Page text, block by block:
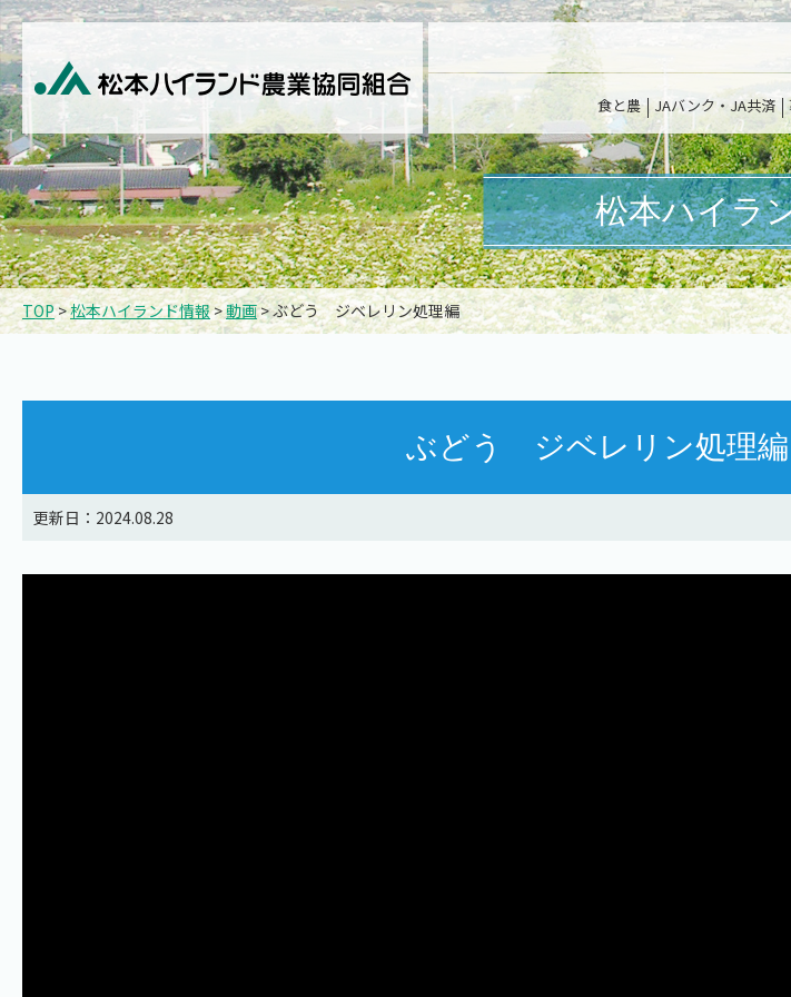
食と農 JAバンク・JA共済
松本ハイラ
TOP>松本ハイランド情報>動画> ぶどう ジベレリン処理編
ぶどう ジベレリン処理編
更新日：2024.08.28